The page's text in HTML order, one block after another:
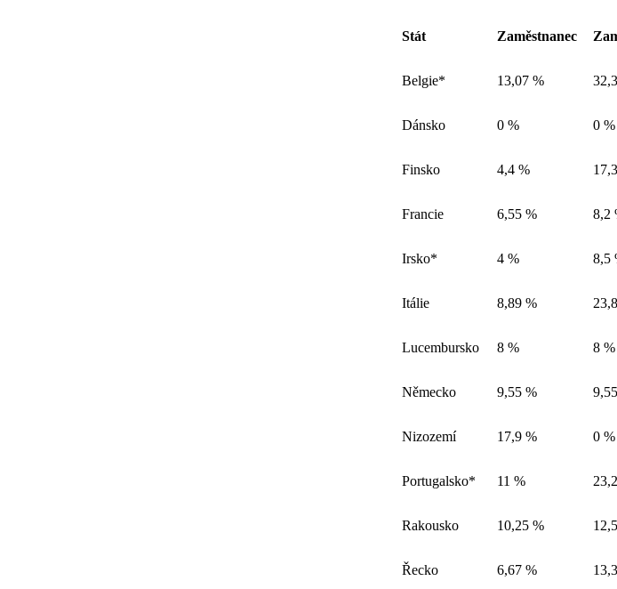
Stát Zaměstnanec
Belgie* 13,07 %
Dánsko 0 % 0 %
Finsko 4,4 %
Francie 6,55 % 8,2
Irsko* 4 % 8,5
Itálie 8,89 %
Lucembursko 8 % 8 %
Německo 9,55 %
Nizozemí 17,9 % 0 %
Portugalsko* 11 %
Rakousko 10,25 %
Řecko 6,67 %